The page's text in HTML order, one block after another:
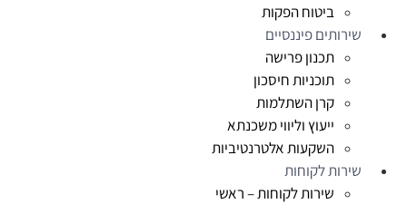
ביטוח הפקות
שירותים פיננסיים
תכנון פרישה
תוכניות חיסכון
קרן השתלמות
ייעוץ וליווי משכנתא
השקעות אלטרנטיביות
שירות לקוחות
שירות לקוחות – ראשי